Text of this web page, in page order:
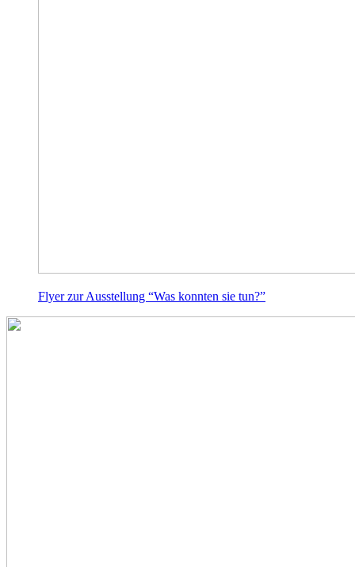
Flyer zur Ausstellung “Was konnten sie tun?”